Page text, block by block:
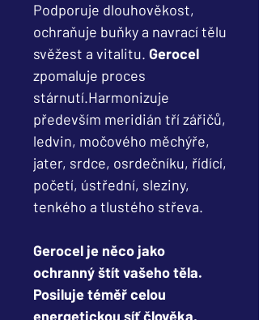
Podporuje dlouhověkost,
ochraňuje buňky a navrací tělu
svěžest a vitalitu. Gerocel
zpomaluje proces
stárnutí.Harmonizuje
především meridián tří zářičů,
ledvin, močového měchýře,
jater, srdce, osrdečníku, řídící,
početí, ústřední, sleziny,
tenkého a tlustého střeva.
Gerocel je něco jako
ochranný štít vašeho těla.
Posiluje téměř celou
energetickou síť člověka,